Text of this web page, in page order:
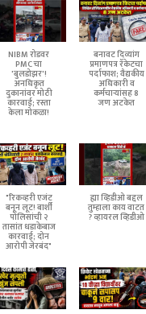
NIBM रोडवर
PMC चा
'बुलडोझर'!
अनधिकृत
दुकानांवर मोठी
कारवाई; रस्ता
केला मोकळा!
बनावट दिव्यांग
प्रमाणपत्र रॅकेटचा
पर्दाफाश; वैद्यकीय
अधिकारी व
कर्मचाऱ्यांसह 8
जण अटकेत
"रिकव्हरी एजंट
बनून लूट! बार्शी
पोलिसांची २
तासांत धडाकेबाज
कारवाई; दोन
आरोपी जेरबंद"
ह्या व्हिडीओ बद्दल
तुम्हाला काय वाटत
? व्हायरल व्हिडीओ